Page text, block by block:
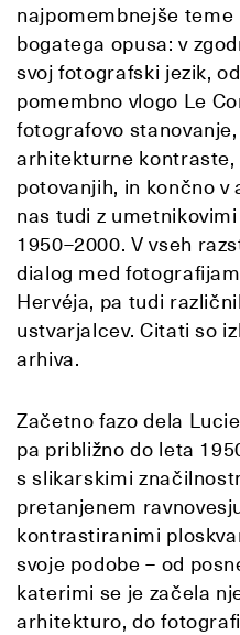
najpomembnejše teme
bogatega opusa: v
svoj fotografski jezik,
pomembno vlogo Le
fotografovo
arhitekturne kontraste,
potovanjih, in končno v
nas tudi z
1950–2000. V vseh
dialog med
Hervéja, pa tudi
ustvarjalcev. Citati so
arhiva.
Začetno fazo dela
pa približno do leta
s slikarskimi
pretanjenem
kontrastiranimi
svoje podobe – od
katerimi se je začela
arhitekturo, do